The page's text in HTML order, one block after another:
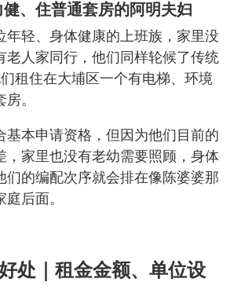
、住普通套房的阿明夫妇
年轻、身体健康的上班族，家里没
老人家同行，他们同样轮候了传统
租住在大埔区一个有电梯、环境
。
基本申请资格，但因为他们目前的
，家里也没有老幼需要照顾，身体
们的编配次序就会排在像陈婆婆那
后面。
处｜租金金额、单位设